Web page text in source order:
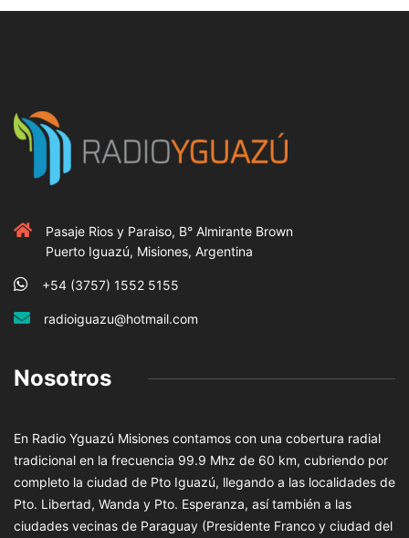
Pasaje Rios y Paraiso, B° Almirante Brown
Puerto Iguazú, Misiones, Argentina
+54 (3757) 1552 5155
radioiguazu@hotmail.com
Nosotros
En Radio Yguazú Misiones contamos con una cobertura radial
tradicional en la frecuencia 99.9 Mhz de 60 km, cubriendo por
completo la ciudad de Pto Iguazú, llegando a las localidades de
Pto. Libertad, Wanda y Pto. Esperanza, así también a las
ciudades vecinas de Paraguay (Presidente Franco y ciudad del